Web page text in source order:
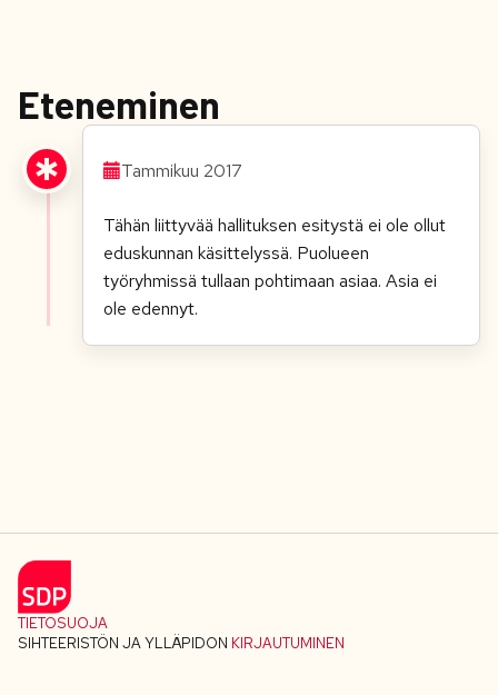
Eteneminen
Tammikuu 2017
Tähän liittyvää hallituksen esitystä ei ole ollut
eduskunnan käsittelyssä. Puolueen
työryhmissä tullaan pohtimaan asiaa. Asia ei
ole edennyt.
TIETOSUOJA
SIHTEERISTÖN JA YLLÄPIDON KIRJAUTUMINEN